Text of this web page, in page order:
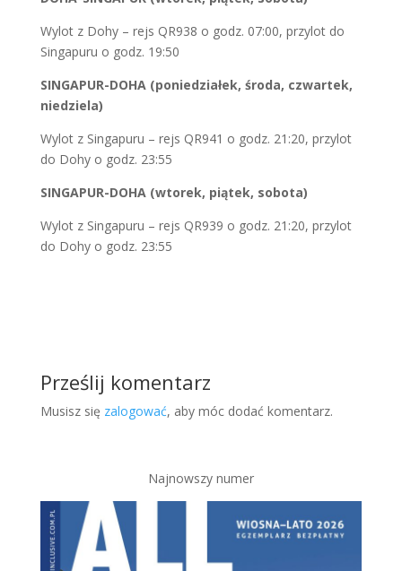
Wylot z Dohy – rejs QR938 o godz. 07:00, przylot do
Singapuru o godz. 19:50
SINGAPUR-DOHA (poniedziałek, środa, czwartek,
niedziela)
Wylot z Singapuru – rejs QR941 o godz. 21:20, przylot
do Dohy o godz. 23:55
SINGAPUR-DOHA (wtorek, piątek, sobota)
Wylot z Singapuru – rejs QR939 o godz. 21:20, przylot
do Dohy o godz. 23:55
Prześlij komentarz
Musisz się zalogować, aby móc dodać komentarz.
Najnowszy numer